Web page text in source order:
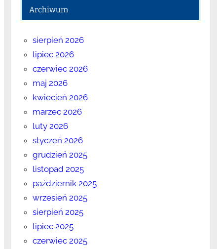
Archiwum
sierpień 2026
lipiec 2026
czerwiec 2026
maj 2026
kwiecień 2026
marzec 2026
luty 2026
styczeń 2026
grudzień 2025
listopad 2025
październik 2025
wrzesień 2025
sierpień 2025
lipiec 2025
czerwiec 2025